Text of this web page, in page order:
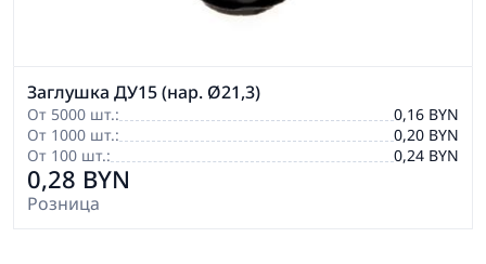
Заглушка ДУ15 (нар. Ø21,3)
От 5000 шт.:
0,16 BYN
От 1000 шт.:
0,20 BYN
От 100 шт.:
0,24 BYN
0,28 BYN
Розница